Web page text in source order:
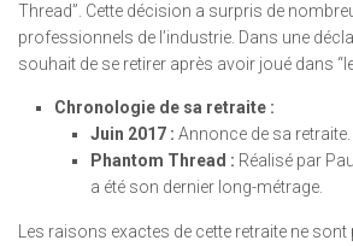
Thread”. Cette décision a surpris de
professionnels de l’industrie. Dans une
souhait de se retirer après avoir joué dans “le
Chronologie de sa retraite :
Juin 2017 : Annonce de sa retraite.
Phantom Thread : Réalisé par
a été son dernier long-métrage.
Les raisons exactes de cette retraite ne